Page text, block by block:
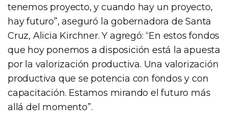
tenemos proyecto, y cuando hay un proyecto,
hay futuro”, aseguró la gobernadora de Santa
Cruz, Alicia Kirchner. Y agregó: “En estos fondos
que hoy ponemos a disposición está la apuesta
por la valorización productiva. Una valorización
productiva que se potencia con fondos y con
capacitación. Estamos mirando el futuro más
allá del momento”.